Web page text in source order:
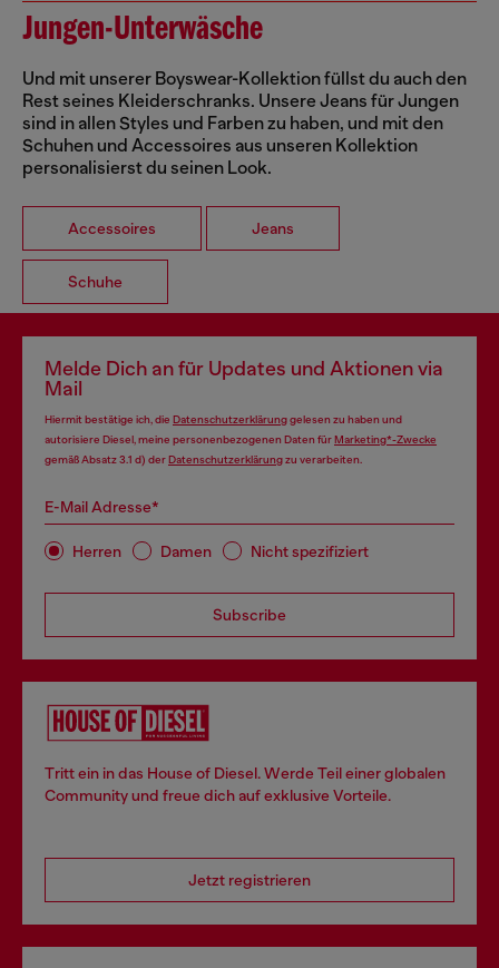
Jungen-Unterwäsche
Und mit unserer Boyswear-Kollektion füllst du auch den
Rest seines Kleiderschranks. Unsere Jeans für Jungen
sind in allen Styles und Farben zu haben, und mit den
Schuhen und Accessoires aus unseren Kollektion
personalisierst du seinen Look.
Accessoires Jeans
Schuhe
Melde Dich an für Updates und Aktionen via
Mail
Hiermit bestätige ich, die Datenschutzerklärunggelesen zu haben und
autorisiere Diesel, meine personenbezogenen Daten fürMarketing*-Zwecke
gemäß Absatz 3.1 d) derDatenschutzerklärungzu verarbeiten.
E-Mail Adresse*
Herren Damen Nicht spezifiziert
Subscribe
Tritt ein in das House of Diesel. Werde Teil einer globalen
Community und freue dich auf exklusive Vorteile.
Jetzt registrieren